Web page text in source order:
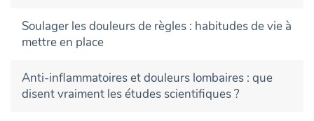
Soulager les douleurs de règles : habitudes de vie à
mettre en place
Anti-inflammatoires et douleurs lombaires : que
disent vraiment les études scientifiques ?